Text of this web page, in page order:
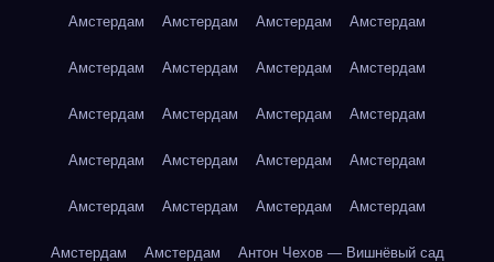
Амстердам Амстердам Амстердам Амстердам
Амстердам Амстердам Амстердам Амстердам
Амстердам Амстердам Амстердам Амстердам
Амстердам Амстердам Амстердам Амстердам
Амстердам Амстердам Амстердам Амстердам
Амстердам Амстердам Антон Чехов — Вишнёвый сад